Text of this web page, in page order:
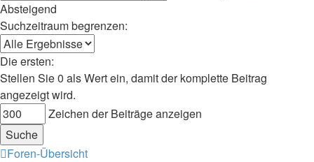
Absteigend
Suchzeitraum begrenzen:
Die ersten:
Stellen Sie 0 als Wert ein, damit der komplette Beitrag
angezeigt wird.
Zeichen der Beiträge anzeigen
Foren-Übersicht